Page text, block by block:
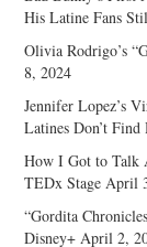
His Latine Fans
Olivia Rodrigo’s
8, 2024
Jennifer Lopez’s
Latines Don’t
How I Got to Talk
TEDx Stage April
“Gordita
Disney+ April 2,